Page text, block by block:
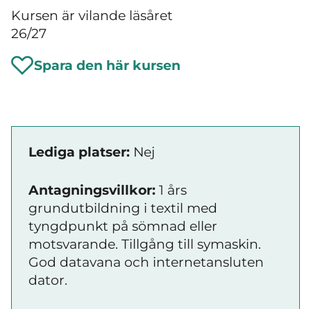
Kursen är vilande läsåret
26/27
Spara den här kursen
Lediga platser: Nej
Antagningsvillkor: 1 års
grundutbildning i textil med
tyngdpunkt på sömnad eller
motsvarande. Tillgång till symaskin.
God datavana och internetansluten
dator.